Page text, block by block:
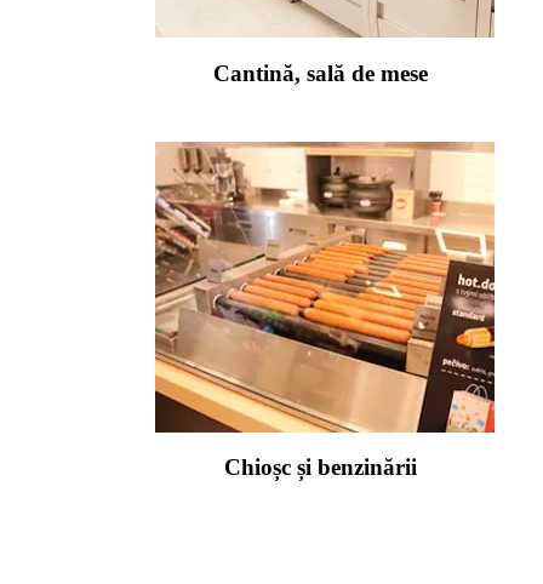
Cantină, sală de mese
Chioșc și benzinării